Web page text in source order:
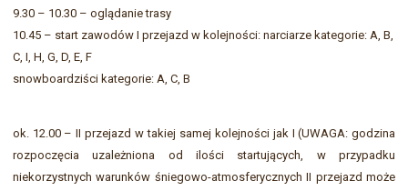
9.30 – 10.30 – oglądanie trasy
10.45 – start zawodów I przejazd w kolejności: narciarze kategorie: A, B,
C, I, H, G, D, E, F
snowboardziści kategorie: A, C, B
ok. 12.00 – II przejazd w takiej samej kolejności jak I (UWAGA: godzina
rozpoczęcia uzależniona od ilości startujących, w przypadku
niekorzystnych warunków śniegowo-atmosferycznych II przejazd może